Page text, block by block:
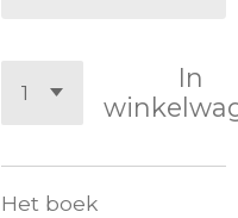
In
Het boek